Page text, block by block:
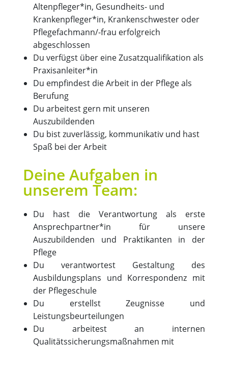
Altenpfleger*in, Gesundheits- und
Krankenpfleger*in, Krankenschwester oder
Pflegefachmann/-frau erfolgreich
abgeschlossen
Du verfügst über eine Zusatzqualifikation als
Praxisanleiter*in
Du empfindest die Arbeit in der Pflege als
Berufung
Du arbeitest gern mit unseren
Auszubildenden
Du bist zuverlässig, kommunikativ und hast
Spaß bei der Arbeit
Deine Aufgaben in
unserem Team:
Du hast die Verantwortung als erste
Ansprechpartner*in für unsere
Auszubildenden und Praktikanten in der
Pflege
Du verantwortest Gestaltung des
Ausbildungsplans und Korrespondenz mit
der Pflegeschule
Du erstellst Zeugnisse und
Leistungsbeurteilungen
Du arbeitest an internen
Qualitätssicherungsmaßnahmen mit